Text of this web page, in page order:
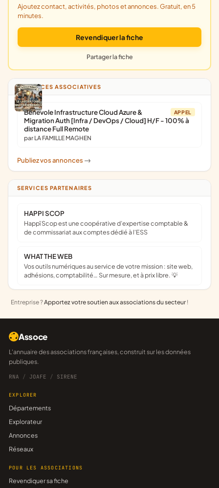
Ajoutez contact, activités, photos et annonces. Gratuit, en 5
minutes.
Revendiquer la fiche
Partager la fiche
ANNONCES ASSOCIATIVES
APPEL
Bénévole Infrastructure Cloud Azure &
Migration Auth [Infra / DevOps / Cloud] H/F - 100% à
distance Full Remote
par LA FAMILLE MAGHEN
Publiez vos annonces ->
SERVICES PARTENAIRES
HAPPI SCOP
Happï Scop est une coopérative d’expertise comptable &
de commissariat aux comptes dédié à l'ESS
WHAT THE WEB
Vos outils numériques au service de votre mission : site web,
adhésions, comptabilité… Sur mesure, et à prix libre. 💡
Entreprise ?Apportez votre soutien aux associations du secteur !
Assoce
L'annuaire des associations françaises, construit sur les données
publiques.
RNA / JOAFE / SIRENE
EXPLORER
Départements
Explorateur
Annonces
Réseaux
POUR LES ASSOCIATIONS
Revendiquer sa fiche